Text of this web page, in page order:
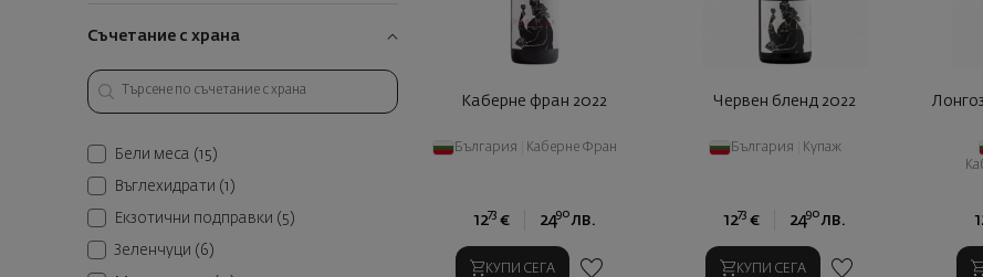
Съчетание с храна
Бели меса (15)
Въглехидрати (1)
Екзотични подправки (5)
Зеленчуци (6)
Каберне фран 2022
България Каберне Фран
1273 € 2490 лв.
КУПИ СЕГА
Червен бленд 2022
България Купаж
1273 € 2490 лв.
КУПИ СЕГА